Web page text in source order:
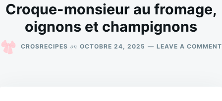
Croque-monsieur au fromage,
oignons et champignons
CROSRECIPES on OCTOBRE 24, 2025 LEAVE A COMMENT